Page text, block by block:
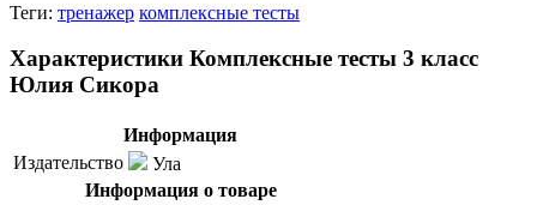
Теги: тренажер комплексные тесты
Характеристики Комплексные тесты 3 класс
Юлия Сикора
Информация
Издательство
Ула
Информация о товаре